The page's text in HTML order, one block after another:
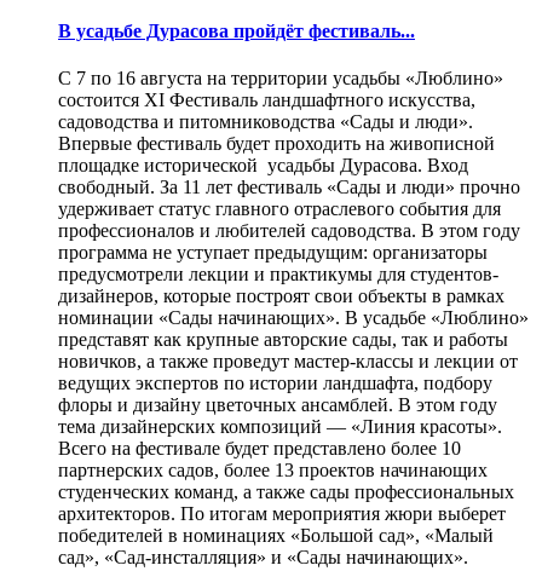
В усадьбе Дурасова пройдёт фестиваль...
С 7 по 16 августа на территории усадьбы «Люблино»
состоится XI Фестиваль ландшафтного искусства,
садоводства и питомниководства «Сады и люди».
Впервые фестиваль будет проходить на живописной
площадке исторической усадьбы Дурасова. Вход
свободный. За 11 лет фестиваль «Сады и люди» прочно
удерживает статус главного отраслевого события для
профессионалов и любителей садоводства. В этом году
программа не уступает предыдущим: организаторы
предусмотрели лекции и практикумы для студентов-
дизайнеров, которые построят свои объекты в рамках
номинации «Сады начинающих». В усадьбе «Люблино»
представят как крупные авторские сады, так и работы
новичков, а также проведут мастер-классы и лекции от
ведущих экспертов по истории ландшафта, подбору
флоры и дизайну цветочных ансамблей. В этом году
тема дизайнерских композиций — «Линия красоты».
Всего на фестивале будет представлено более 10
партнерских садов, более 13 проектов начинающих
студенческих команд, а также сады профессиональных
архитекторов. По итогам мероприятия жюри выберет
победителей в номинациях «Большой сад», «Малый
сад», «Сад-инсталляция» и «Сады начинающих».